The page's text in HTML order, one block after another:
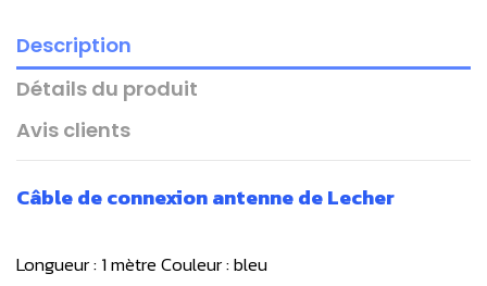
Description
Détails du produit
Avis clients
Câble de connexion antenne de Lecher
Longueur : 1 mètreCouleur : bleu